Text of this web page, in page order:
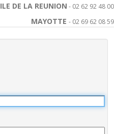
ILE DE LA REUNION - 02 62 92 48 00
MAYOTTE - 02 69 62 08 59